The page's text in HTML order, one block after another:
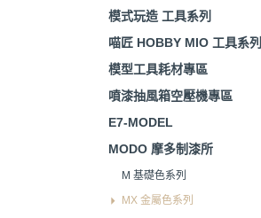
模式玩造 工具系列
喵匠 HOBBY MIO 工具系列
模型工具耗材專區
噴漆抽風箱空壓機專區
E7-MODEL
MODO 摩多制漆所
M 基礎色系列
MX 金屬色系列